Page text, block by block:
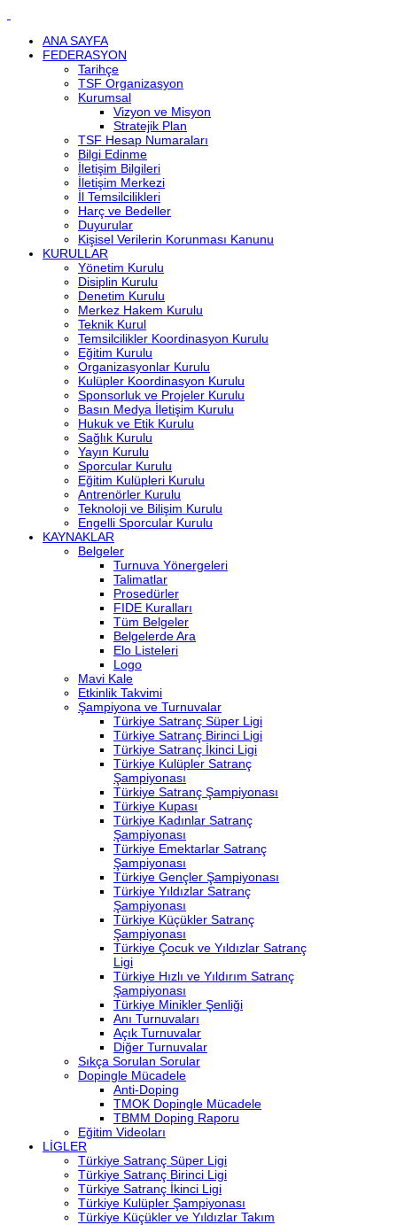
ANA SAYFA
FEDERASYON
Tarihçe
TSF Organizasyon
Kurumsal
Vizyon ve Misyon
Stratejik Plan
TSF Hesap Numaraları
Bilgi Edinme
İletişim Bilgileri
İletişim Merkezi
İl Temsilcilikleri
Harç ve Bedeller
Duyurular
Kişisel Verilerin Korunması Kanunu
KURULLAR
Yönetim Kurulu
Disiplin Kurulu
Denetim Kurulu
Merkez Hakem Kurulu
Teknik Kurul
Temsilcilikler Koordinasyon Kurulu
Eğitim Kurulu
Organizasyonlar Kurulu
Kulüpler Koordinasyon Kurulu
Sponsorluk ve Projeler Kurulu
Basın Medya İletişim Kurulu
Hukuk ve Etik Kurulu
Sağlık Kurulu
Yayın Kurulu
Sporcular Kurulu
Eğitim Kulüpleri Kurulu
Antrenörler Kurulu
Teknoloji ve Bilişim Kurulu
Engelli Sporcular Kurulu
KAYNAKLAR
Belgeler
Turnuva Yönergeleri
Talimatlar
Prosedürler
FIDE Kuralları
Tüm Belgeler
Belgelerde Ara
Elo Listeleri
Logo
Mavi Kale
Etkinlik Takvimi
Şampiyona ve Turnuvalar
Türkiye Satranç Süper Ligi
Türkiye Satranç Birinci Ligi
Türkiye Satranç İkinci Ligi
Türkiye Kulüpler Satranç
Şampiyonası
Türkiye Satranç Şampiyonası
Türkiye Kupası
Türkiye Kadınlar Satranç
Şampiyonası
Türkiye Emektarlar Satranç
Şampiyonası
Türkiye Gençler Şampiyonası
Türkiye Yıldızlar Satranç
Şampiyonası
Türkiye Küçükler Satranç
Şampiyonası
Türkiye Çocuk ve Yıldızlar Satranç
Ligi
Türkiye Hızlı ve Yıldırım Satranç
Şampiyonası
Türkiye Minikler Şenliği
Anı Turnuvaları
Açık Turnuvalar
Diğer Turnuvalar
Sıkça Sorulan Sorular
Dopingle Mücadele
Anti-Doping
TMOK Dopingle Mücadele
TBMM Doping Raporu
Eğitim Videoları
LİGLER
Türkiye Satranç Süper Ligi
Türkiye Satranç Birinci Ligi
Türkiye Satranç İkinci Ligi
Türkiye Kulüpler Şampiyonası
Türkiye Küçükler ve Yıldızlar Takım